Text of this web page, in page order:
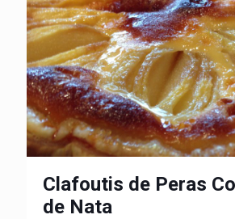
Clafoutis de Peras
de Nata